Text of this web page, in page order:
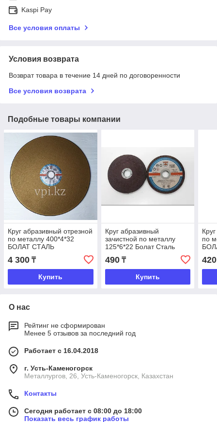
Kaspi Pay
Все условия оплаты
Условия возврата
Возврат товара в течение 14 дней по договоренности
Все условия возврата
Подобные товары компании
Круг абразивный отрезной
по металлу 400*4*32
БОЛАТ СТАЛЬ
4 300 ₸
Купить
Круг абразивный
зачистной по металлу
125*6*22 Болат Сталь
490₸
Купить
по
420
О нас
Рейтинг не сформирован
Менее 5 отзывов за последний год
Работает с 16.04.2018
г. Усть-Каменогорск
Металлургов, 26, Усть-Каменогорск, Казахстан
Контакты
Сегодня работает с 08:00 до 18:00
Показать весь график работы